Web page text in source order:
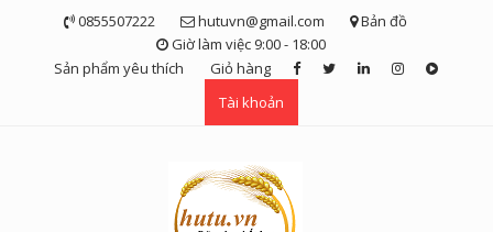
0855507222 hutuvn@gmail.com
Bản đồ
Giờ làm việc 9:00 - 18:00
Sản phẩm yêu thích
Giỏ hàng
Tài khoản